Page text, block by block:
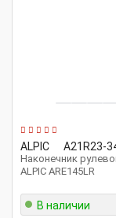
ALPIC A21R23-
Наконечник
ALPIC ARE145LR
В наличии